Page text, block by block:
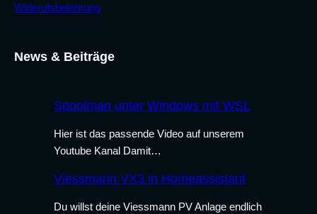
Widerufsbelehrung
News & Beiträge
Spoolman unter Windows mit WSL
Hier ist das passende Video auf unserem
Youtube Kanal Damit…
Viessmann VX3 in Homeassistant
Du willst deine Viessmann PV Anlage endlich